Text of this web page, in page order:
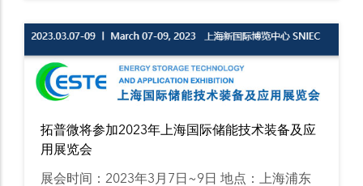
拓普微将参加2023年上海国际储能技术装备及应
用展览会
展会时间：2023年3月7日~9日 地点：上海浦东